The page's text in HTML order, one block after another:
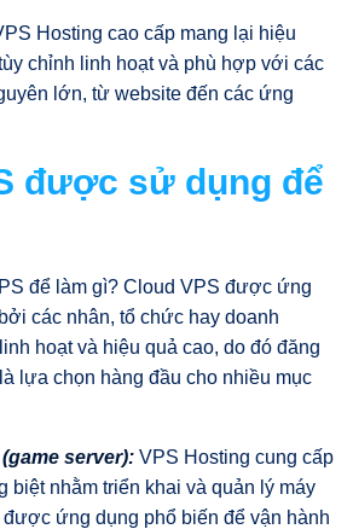
Hosting cao cấp mang lại hiệu
chỉnh linh hoạt và phù hợp với các
lớn, từ website đến các ứng
được sử dụng để
để làm gì? Cloud VPS được ứng
các nhân, tổ chức hay doanh
hoạt và hiệu quả cao, do đó đăng
lựa chọn hàng đầu cho nhiều mục
server): VPS Hosting cung cấp
biệt nhằm triển khai và quản lý máy
ứng dụng phổ biến để vận hành